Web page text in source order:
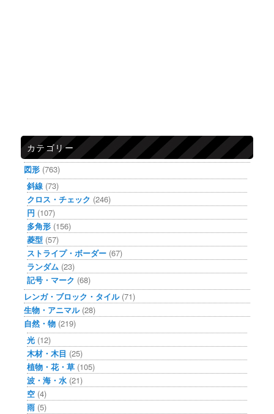
カテゴリー
図形 (763)
斜線 (73)
クロス・チェック (246)
円 (107)
多角形 (156)
菱型 (57)
ストライプ・ボーダー (67)
ランダム (23)
記号・マーク (68)
レンガ・ブロック・タイル(71)
生物・アニマル(28)
自然・物 (219)
光 (12)
木材・木目 (25)
植物・花・草 (105)
波・海・水 (21)
空 (4)
雨 (5)